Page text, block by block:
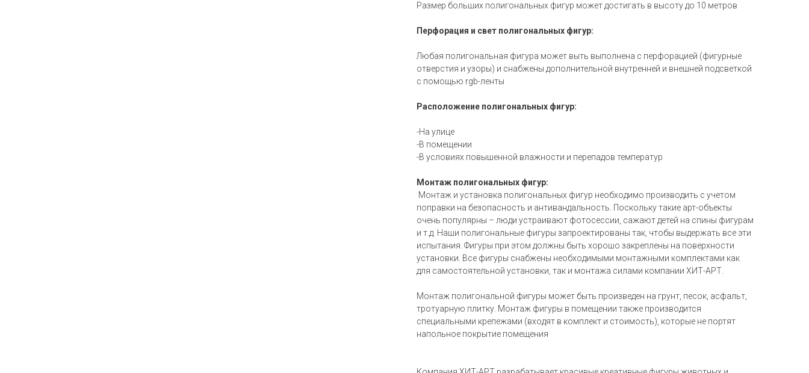
Размер больших полигональных фигур может достигать в высоту до 10 метров
Перфорация и свет полигональных фигур:
Любая полигональная фигура может выть выполнена с перфорацией (фигурные
отверстия и узоры) и снабжены дополнительной внутренней и внешней подсветкой
с помощью rgb-ленты
Расположение полигональных фигур:
-На улице
-В помещении
-В условиях повышенной влажности и перепадов температур
Монтаж полигональных фигур:
Монтаж и установка полигональных фигур необходимо производить с учетом
поправки на безопасность и антивандальность. Поскольку такие арт-объекты
очень популярны – люди устраивают фотосессии, сажают детей на спины фигурам
и т.д. Наши полигональные фигуры запроектированы так, чтобы выдержать все эти
испытания. Фигуры при этом должны быть хорошо закреплены на поверхности
установки. Все фигуры снабжены необходимыми монтажными комплектами как
для самостоятельной установки, так и монтажа силами компании ХИТ-АРТ.
Монтаж полигональной фигуры может быть произведен на грунт, песок, асфальт,
тротуарную плитку. Монтаж фигуры в помещении также производится
специальными крепежами (входят в комплект и стоимость), которые не портят
напольное покрытие помещения